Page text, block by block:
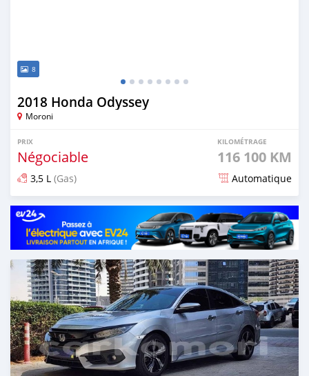
8
2018 Honda Odyssey
Moroni
PRIX
Négociable
KILOMÉTRAGE
116 100 KM
3,5 L (Gas) Automatique
Publié il y a 8 mois